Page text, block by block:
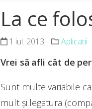
La ce
1 iul. 2013 Aplicatii
Vrei să afli cât de
Sunt multe variabile
mult și legatura